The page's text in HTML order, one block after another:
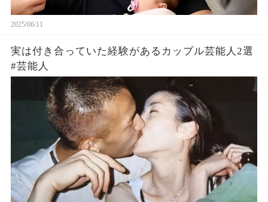
2025/06/11
実は付き合っていた経験があるカップル芸能人2選
#芸能人